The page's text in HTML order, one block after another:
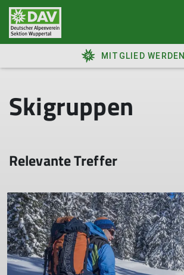
MITGLIED WERDEN
Skigruppen
Relevante Treffer